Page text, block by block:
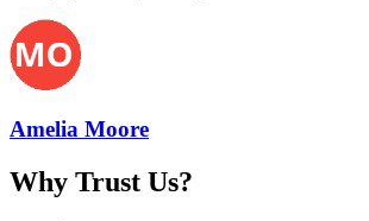
Amelia Moore
Why Trust Us?